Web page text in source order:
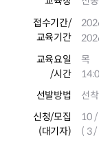
접수기간/
교육기간
교육요일
/시간
목
선발방법
선
신청/모집
(대기자)
10